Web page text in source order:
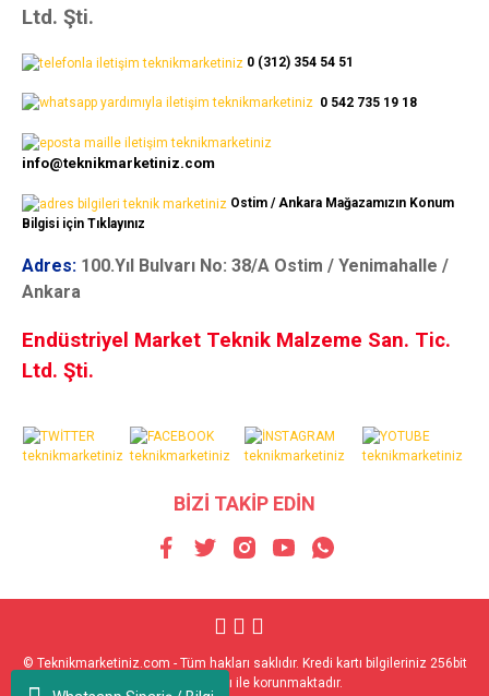
Ltd. Şti.
0 (312) 354 54 51
0 542 735 19 18
info@teknikmarketiniz.com
Ostim / Ankara Mağazamızın Konum
Bilgisi için Tıklayınız
Adres: 100.Yıl Bulvarı No: 38/A Ostim / Yenimahalle /
Ankara
Endüstriyel Market Teknik Malzeme San. Tic.
Ltd. Şti.
BİZİ TAKİP EDİN
© Teknikmarketiniz.com - Tüm hakları saklıdır. Kredi kartı bilgileriniz 256bit
SSL sertifikası ile korunmaktadır.